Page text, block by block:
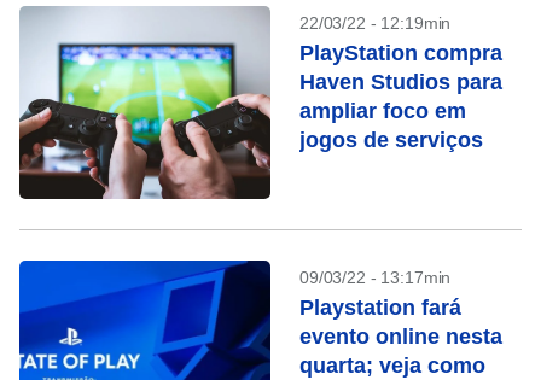
22/03/22 - 12:19min
PlayStation compra
Haven Studios para
ampliar foco em
jogos de serviços
09/03/22 - 13:17min
Playstation fará
evento online nesta
quarta; veja como